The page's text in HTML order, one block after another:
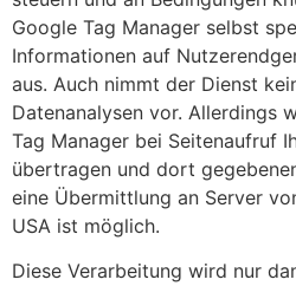
Google Tag Manager selbst
Informationen auf
aus. Auch nimmt der Dienst
Datenanalysen vor. Allerdings
Tag Manager bei Seitenaufruf
übertragen und dort
eine Übermittlung an Server
USA ist möglich.
Diese Verarbeitung wird nur